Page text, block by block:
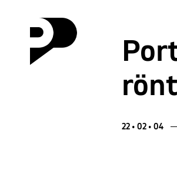
22 • 02 • 04